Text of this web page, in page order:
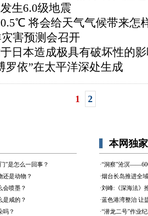
生6.0级地震
将会给天气气候带来怎
害预测会召开
日本造成极具有破坏性的
罗依”在太平洋深处生成
1 2